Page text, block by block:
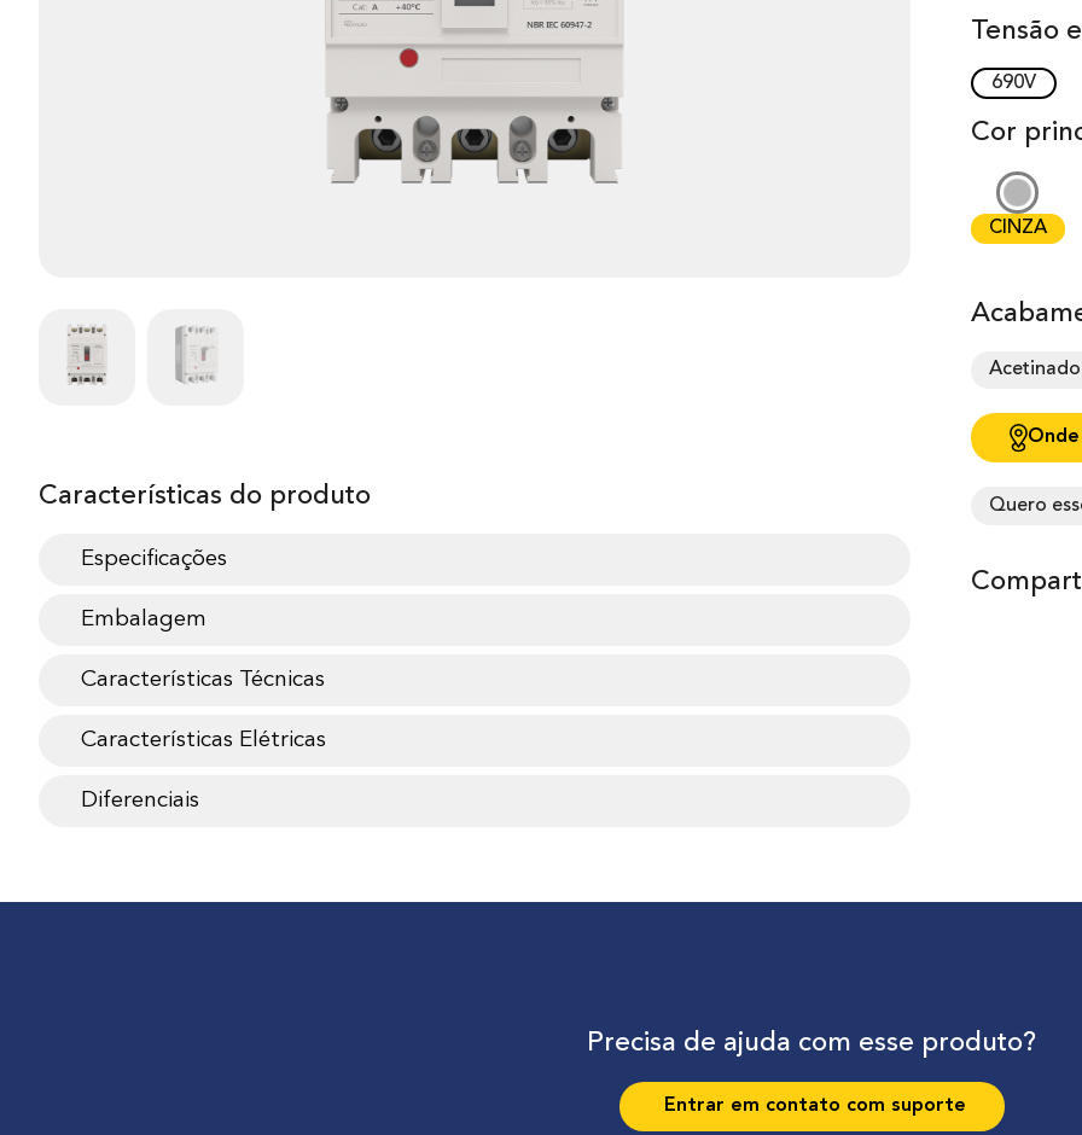
Características do produto
Especificações
Embalagem
Características Técnicas
Características Elétricas
Diferenciais
Tensão
690V
Cor
CINZA
Quero
Precisa de ajuda com esse produto?
Entrar em contato com suporte